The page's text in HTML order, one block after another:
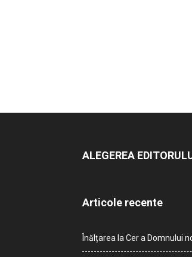
ALEGEREA
Articole recente
Înălțarea la Cer a Domnului